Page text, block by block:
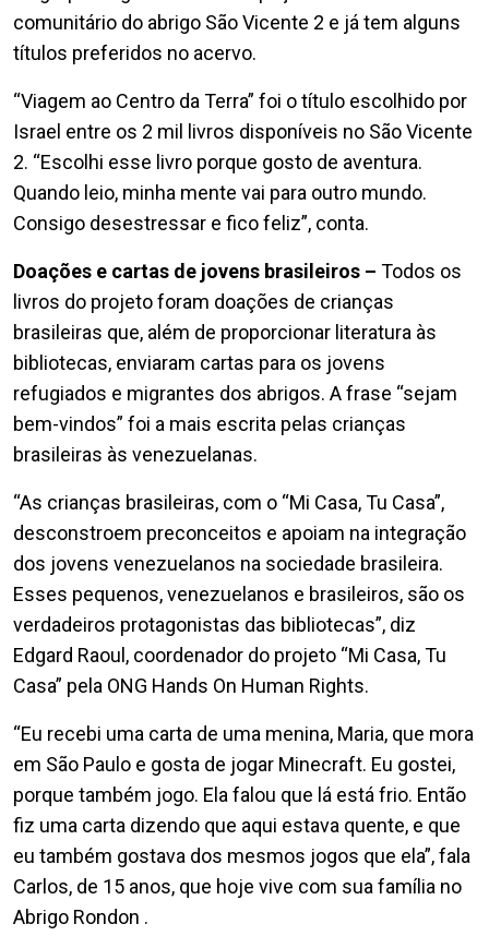
comunitário do abrigo São Vicente 2 e já tem alguns
títulos preferidos no acervo.
“Viagem ao Centro da Terra” foi o título escolhido por
Israel entre os 2 mil livros disponíveis no São Vicente
2. “Escolhi esse livro porque gosto de aventura.
Quando leio, minha mente vai para outro mundo.
Consigo desestressar e fico feliz”, conta.
Doações e cartas de jovens brasileiros – Todos os
livros do projeto foram doações de crianças
brasileiras que, além de proporcionar literatura às
bibliotecas, enviaram cartas para os jovens
refugiados e migrantes dos abrigos. A frase “sejam
bem-vindos” foi a mais escrita pelas crianças
brasileiras às venezuelanas.
“As crianças brasileiras, com o “Mi Casa, Tu Casa”,
desconstroem preconceitos e apoiam na integração
dos jovens venezuelanos na sociedade brasileira.
Esses pequenos, venezuelanos e brasileiros, são os
verdadeiros protagonistas das bibliotecas”, diz
Edgard Raoul, coordenador do projeto “Mi Casa, Tu
Casa” pela ONG Hands On Human Rights.
“Eu recebi uma carta de uma menina, Maria, que mora
em São Paulo e gosta de jogar Minecraft. Eu gostei,
porque também jogo. Ela falou que lá está frio. Então
fiz uma carta dizendo que aqui estava quente, e que
eu também gostava dos mesmos jogos que ela”, fala
Carlos, de 15 anos, que hoje vive com sua família no
Abrigo Rondon .